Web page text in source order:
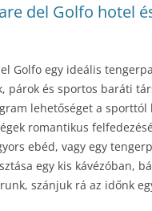
del Golfo hotel
Golfo egy ideális
párok és sportos baráti
lehetőséget a sporttól
romantikus
ebéd, vagy egy
egy kis kávézóban,
szánjuk rá az időnk